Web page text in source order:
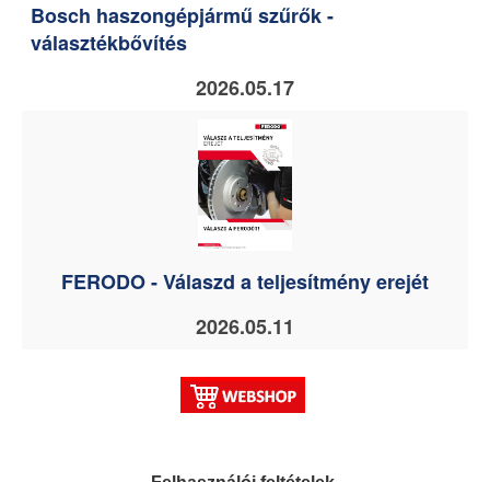
Bosch haszongépjármű szűrők -
választékbővítés
2026.05.17
FERODO - Válaszd a teljesítmény erejét
2026.05.11